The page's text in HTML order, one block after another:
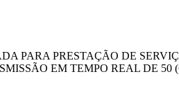
PARA PRESTAÇÃO DE
EM TEMPO REAL DE 50